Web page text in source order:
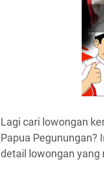
Lagi cari lowongan
Papua Pegunungan?
detail lowongan yang